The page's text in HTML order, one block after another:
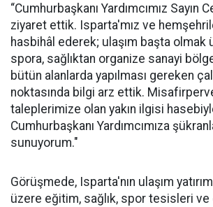
“Cumhurbaşkanı Yardımcımız Sayın
ziyaret ettik. Isparta'mız ve
hasbihâl ederek; ulaşım başta olmak
spora, sağlıktan organize sanayi
bütün alanlarda yapılması gereken
noktasında bilgi arz ettik.
taleplerimize olan yakın ilgisi
Cumhurbaşkanı Yardımcımıza
sunuyorum."
Görüşmede, Isparta'nın ulaşım
üzere eğitim, sağlık, spor tesisleri ve